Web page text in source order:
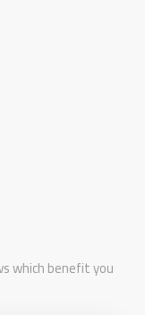
which benefit you